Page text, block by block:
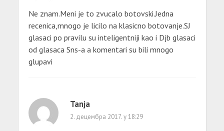
Ne znam.Meni je to zvucalo botovski.Jedna
recenica,mnogo je licilo na klasicno botovanje.SJ
glasaci po pravilu su inteligentniji kao i Djb glasaci
od glasaca Sns-a a komentari su bili mnogo
glupavi
Tanja
2. децембра 2017. у 18:29